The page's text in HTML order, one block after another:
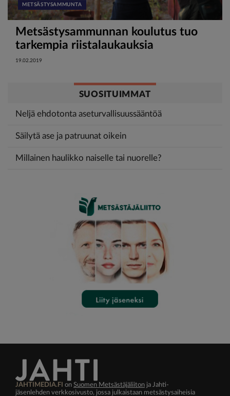
METSÄSTYSAMMUNTA
Metsästysammunnan koulutus tuo
tarkempia riistalaukauksia
19.02.2019
SUOSITUIMMAT
Neljä ehdotonta aseturvallisuussääntöä
Säilytä ase ja patruunat oikein
Millainen haulikko naiselle tai nuorelle?
JAHTIMEDIA.FI on Suomen Metsästäjäliiton ja Jahti-
jäsenlehden verkkosivusto, jossa julkaistaan metsästysaiheisia